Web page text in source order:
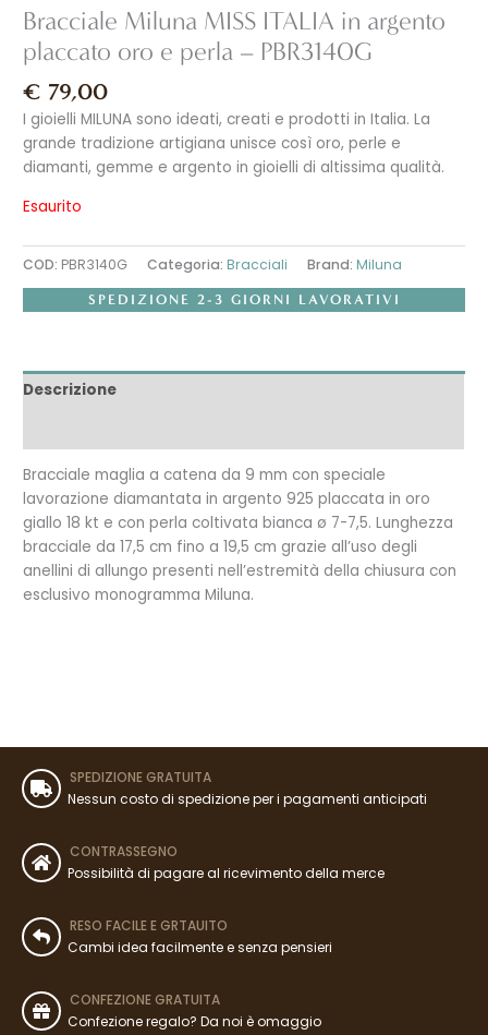
Bracciale Miluna MISS ITALIA in argento
placcato oro e perla – PBR3140G
€ 79,00
I gioielli MILUNA sono ideati, creati e prodotti in Italia. La
grande tradizione artigiana unisce così oro, perle e
diamanti, gemme e argento in gioielli di altissima qualità.
Esaurito
COD: PBR3140G Categoria:Bracciali Brand:Miluna
SPEDIZIONE 2-3 GIORNI LAVORATIVI
Descrizione
Bracciale maglia a catena da 9 mm con speciale
lavorazione diamantata in argento 925 placcata in oro
giallo 18 kt e con perla coltivata bianca ø 7-7,5. Lunghezza
bracciale da 17,5 cm fino a 19,5 cm grazie all’uso degli
anellini di allungo presenti nell’estremità della chiusura con
esclusivo monogramma Miluna.
SPEDIZIONE GRATUITA
Nessun costo di spedizione per i pagamenti anticipati
CONTRASSEGNO
Possibilità di pagare al ricevimento della merce
RESO FACILE E GRTAUITO
Cambi idea facilmente e senza pensieri
CONFEZIONE GRATUITA
Confezione regalo? Da noi è omaggio